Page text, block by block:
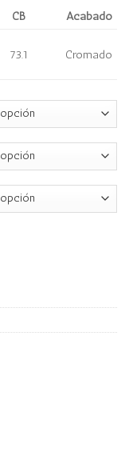
CB Acabado
73.1 Cromado